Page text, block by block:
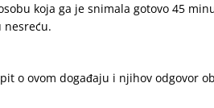
koja ga je snimala gotovo 45
nesreću.
o ovom događaju i njihov odgovor